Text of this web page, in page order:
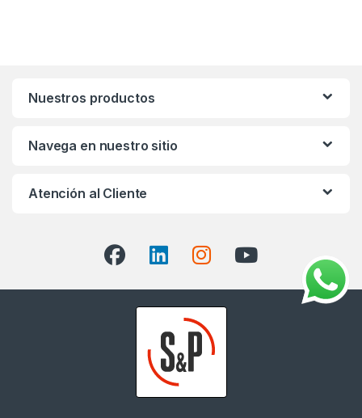
Nuestros productos
Navega en nuestro sitio
Atención al Cliente